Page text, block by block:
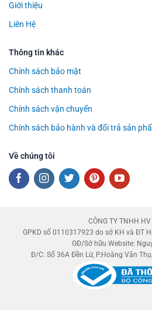
Giới thiệu
Liên Hệ
Thông tin khác
Chính sách bảo mật
Chính sách thanh toán
Chính sách vận chuyển
Chính sách bảo hành và đổi trả sản
Về chúng tôi
CÔNG TY TNHH HV
GPKD số 0110317923 do sở KH và ĐT
GĐ/Sở hữu Website:
Đ/C: Số 36A Đền Lừ, P.Hoàng Văn